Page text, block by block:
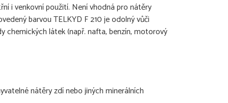
i venkovní použití. Není vhodná pro nátěry
barvou TELKYD F 210 je odolný vůči
chemických látek (např. nafta, benzín, motorový
nátěry zdí nebo jiných minerálních